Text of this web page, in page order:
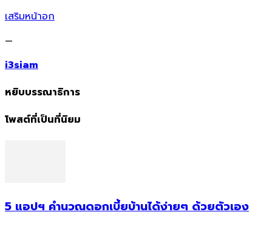
เสริมหน้าอก
—
i3siam
หยิบบรรณาธิการ
โพสต์ที่เป็นที่นิยม
5 แอปฯ คำนวณดอกเบี้ยบ้านได้ง่ายๆ ด้วยตัวเอง